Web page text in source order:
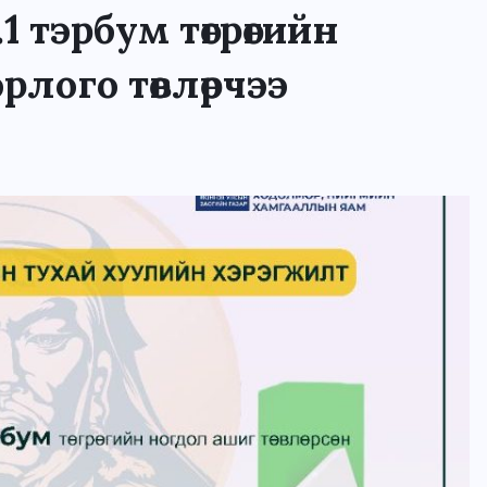
төгрөгийн
төвлөрчээ